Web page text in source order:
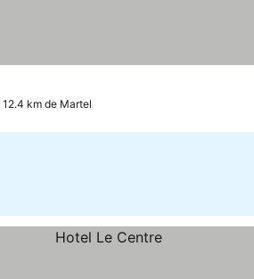
12.4 km de Martel